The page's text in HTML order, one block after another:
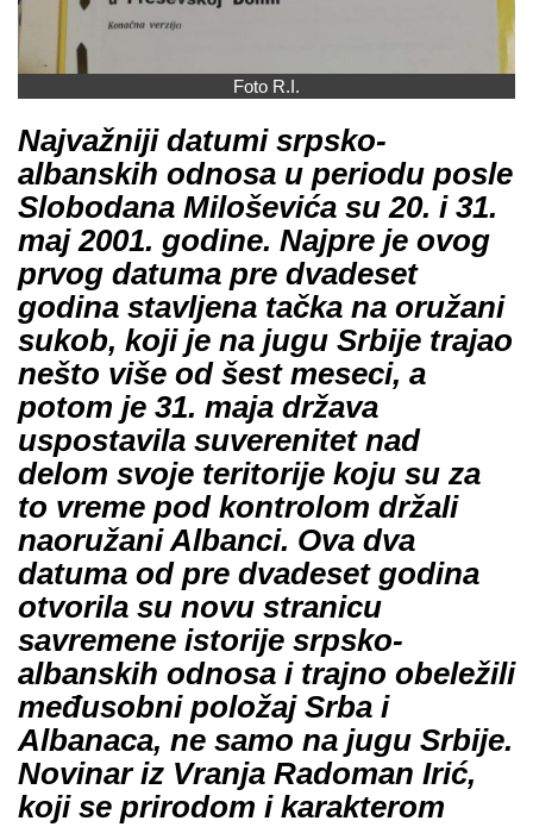
Foto R.I.
Najvažniji datumi srpsko-
albanskih odnosa u periodu posle
Slobodana Miloševića su 20. i 31.
maj 2001. godine. Najpre je ovog
prvog datuma pre dvadeset
godina stavljena tačka na oružani
sukob, koji je na jugu Srbije trajao
nešto više od šest meseci, a
potom je 31. maja država
uspostavila suverenitet nad
delom svoje teritorije koju su za
to vreme pod kontrolom držali
naoružani Albanci. Ova dva
datuma od pre dvadeset godina
otvorila su novu stranicu
savremene istorije srpsko-
albanskih odnosa i trajno obeležili
međusobni položaj Srba i
Albanaca, ne samo na jugu Srbije.
Novinar iz Vranja Radoman Irić,
koji se prirodom i karakterom